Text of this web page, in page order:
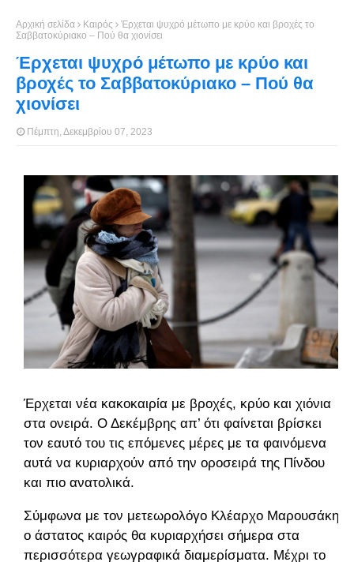
Αρχική σελίδα Καιρός
Έρχεται ψυχρό μέτωπο με κρύο και βροχές το
Σαββατοκύριακο – Πού θα χιονίσει
Έρχεται ψυχρό μέτωπο με κρύο και
βροχές το Σαββατοκύριακο – Πού θα
χιονίσει
Πέμπτη, Δεκεμβρίου 07, 2023
Έρχεται νέα κακοκαιρία με βροχές, κρύο και χιόνια
στα ονειρά. Ο Δεκέμβρης απ’ ότι φαίνεται βρίσκει
τον εαυτό του τις επόμενες μέρες με τα φαινόμενα
αυτά να κυριαρχούν από την οροσειρά της Πίνδου
και πιο ανατολικά.
Σύμφωνα με τον μετεωρολόγο Κλέαρχο Μαρουσάκη
ο άστατος καιρός θα κυριαρχήσει σήμερα στα
περισσότερα γεωγραφικά διαμερίσματα. Μέχρι το